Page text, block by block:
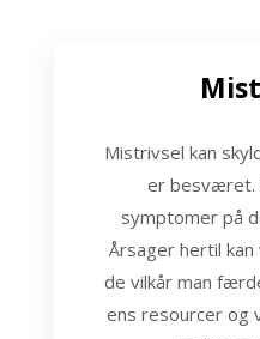
Mistrivsel kan
er besværet.
symptomer på
Årsager hertil
de vilkår man
ens resourcer og